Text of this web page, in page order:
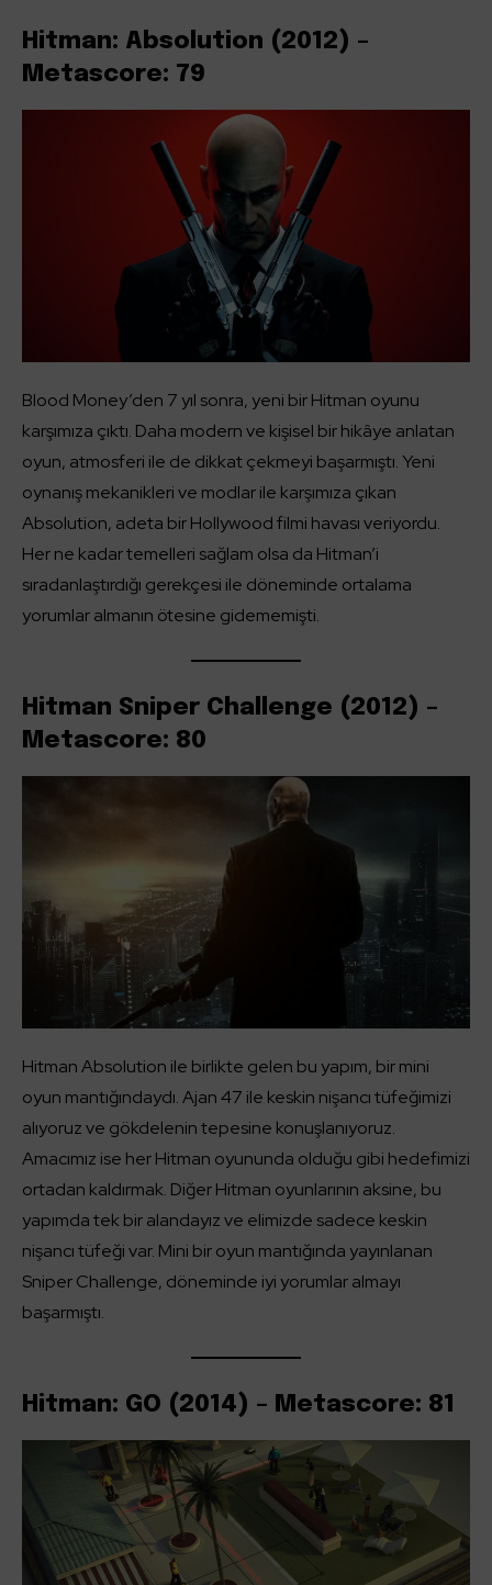
Hitman: Absolution (2012) –
Metascore: 79
Blood Money’den 7 yıl sonra, yeni bir Hitman oyunu
karşımıza çıktı. Daha modern ve kişisel bir hikâye anlatan
oyun, atmosferi ile de dikkat çekmeyi başarmıştı. Yeni
oynanış mekanikleri ve modlar ile karşımıza çıkan
Absolution, adeta bir Hollywood filmi havası veriyordu.
Her ne kadar temelleri sağlam olsa da Hitman’i
sıradanlaştırdığı gerekçesi ile döneminde ortalama
yorumlar almanın ötesine gidememişti.
Hitman Sniper Challenge (2012) –
Metascore: 80
Hitman Absolution ile birlikte gelen bu yapım, bir mini
oyun mantığındaydı. Ajan 47 ile keskin nişancı tüfeğimizi
alıyoruz ve gökdelenin tepesine konuşlanıyoruz.
Amacımız ise her Hitman oyununda olduğu gibi hedefimizi
ortadan kaldırmak. Diğer Hitman oyunlarının aksine, bu
yapımda tek bir alandayız ve elimizde sadece keskin
nişancı tüfeği var. Mini bir oyun mantığında yayınlanan
Sniper Challenge, döneminde iyi yorumlar almayı
başarmıştı.
Hitman: GO (2014) – Metascore: 81